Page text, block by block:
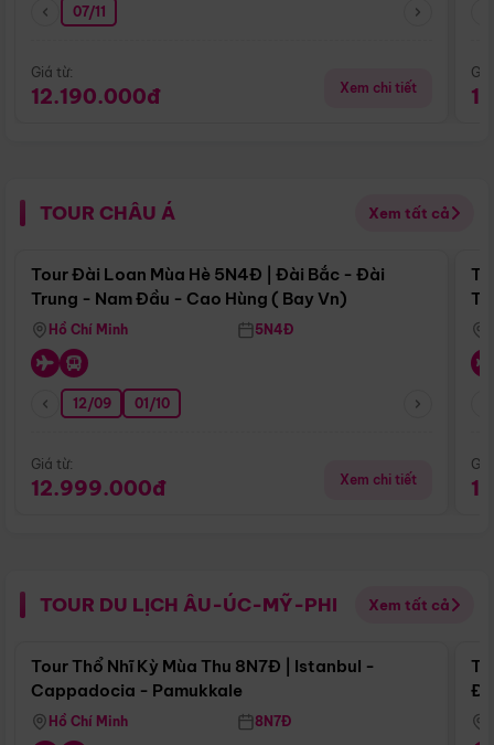
07/11
Giá từ:
12.190.000đ Xem chi tiết
TOUR CHÂU Á Xem tất cả
Điểm nổi bật
Tour Đài Loan Mùa Hè 5N4Đ | Đài Bắc - Đài
Trung - Nam Đầu - Cao Hùng ( Bay Vn)
Hồ Chí Minh 5N4Đ
12/09 01/10
Giá từ:
12.999.000đ Xem chi tiết
TOUR DU LỊCH ÂU-ÚC-MỸ-PHI Xem tất cả
Điểm nổi bật
Tour Thổ Nhĩ Kỳ Mùa Thu 8N7Đ | Istanbul -
Cappadocia - Pamukkale
Hồ Chí Minh 8N7Đ